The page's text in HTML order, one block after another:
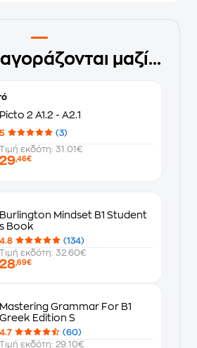
μαζί...
Picto 2 A1.2 - A2.1
5
(3)
Τιμή εκδότη: 31.01€
29,46€
Burlington Mindset B1 Student
s Book
4.8
(134)
Τιμή εκδότη: 32.60€
28,69€
Mastering Grammar For B1
Greek Edition S
4.7
(60)
Τιμή εκδότη: 29.10€